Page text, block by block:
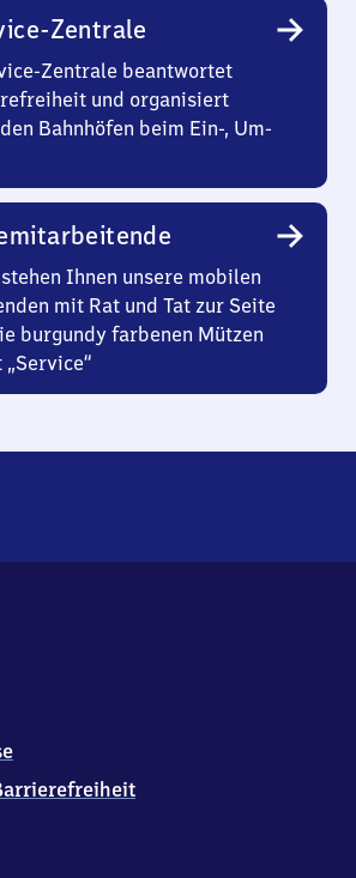
Zentrale
Zentrale beantwortet
und organisiert
Bahnhöfen beim Ein-, Um-
Ihnen unsere mobilen
mit Rat und Tat zur Seite
burgundy farbenen Mützen